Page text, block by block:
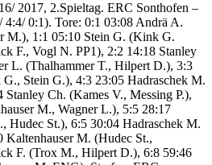
2017, 2.Spieltag. ERC Sonthofen –
0:1). Tore: 0:1 03:08 Andrä A.
M.), 1:1 05:10 Stein G. (Kink G.
F., Vogl N. PP1), 2:2 14:18 Stanley
L. (Thalhammer T., Hilpert D.), 3:3
Stein G.), 4:3 23:05 Hadraschek M.
Ch. (Kames V., Messing P.),
M., Wagner L.), 5:5 28:17
Hudec St.), 6:5 30:04 Hadraschek M.
M. (Hudec St.,
F. (Trox M., Hilpert D.), 6:8 59:46